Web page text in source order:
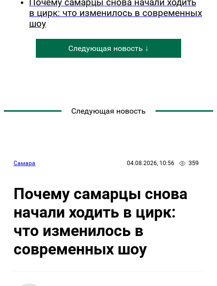
Почему самарцы снова начали ходить
в цирк: что изменилось в современных
шоу
Следующая новость ↓
Следующая новость
Самара 04.08.2026, 10:56 359
Почему самарцы снова
начали ходить в цирк:
что изменилось в
современных шоу